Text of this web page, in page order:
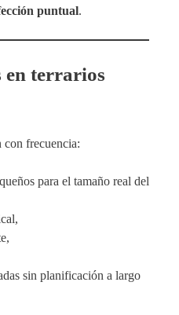
puntual.
en terrarios
con frecuencia:
para el tamaño real del
sin planificación a largo